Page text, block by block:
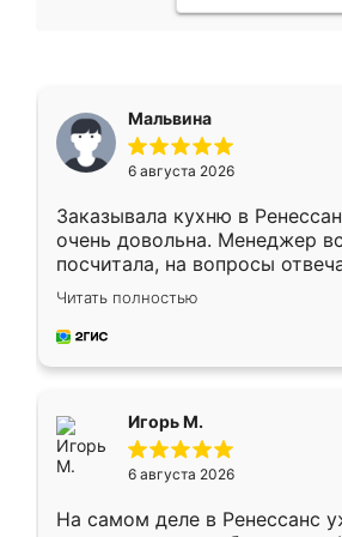
Мальвина
6 августа 2026
Заказывала кухню в
очень довольна. Менеджер
посчитала, на вопросы
Замерщик приехал в субботу,
делу со всей
за день, ребята работали
Читать полностью
Игорь М.
6 августа 2026
На самом деле в Ренессанс